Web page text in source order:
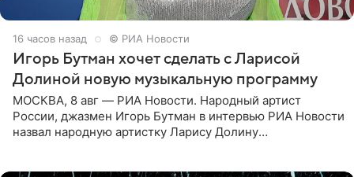
16 часов назад © РИА Новости
Игорь Бутман хочет сделать с Ларисой
Долиной новую музыкальную программу
МОСКВА, 8 авг — РИА Новости. Народный артист
России, джазмен Игорь Бутман в интервью РИА Новости
назвал народную артистку Ларису Долину